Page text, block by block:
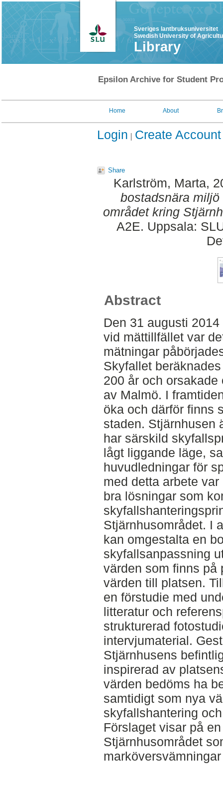
Sveriges lantbruksuniversitet
Swedish University of
Library
Epsilon Archive for Student
Home About
Login Create Account
Share
Karlström, Marta,
bostadsnära
området kring
A2E. Uppsala:
Abstract
Den 31 augusti
vid mättillfället var
mätningar
Skyfallet
200 år och
av Malmö. I
öka och därför finns
staden. Stjärnhusen
har särskild
lågt liggande läge,
huvudledningar för
med detta arbete
bra lösningar som
Stjärnhusområdet. I
kan omgestalta en
skyfallsanpassning
värden som finns på
värden till platsen.
en förstudie med
litteratur och
strukturerad
intervjumaterial.
Stjärnhusens
inspirerad av
värden bedöms ha
samtidigt som nya
skyfallshantering
Förslaget visar på
Stjärnhusområdet